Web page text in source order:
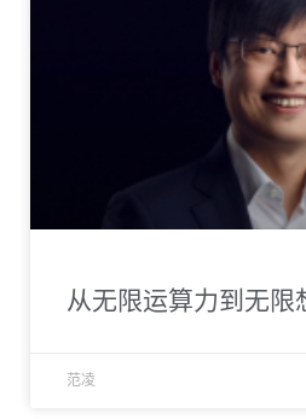
从无限运算力到无限
范凌